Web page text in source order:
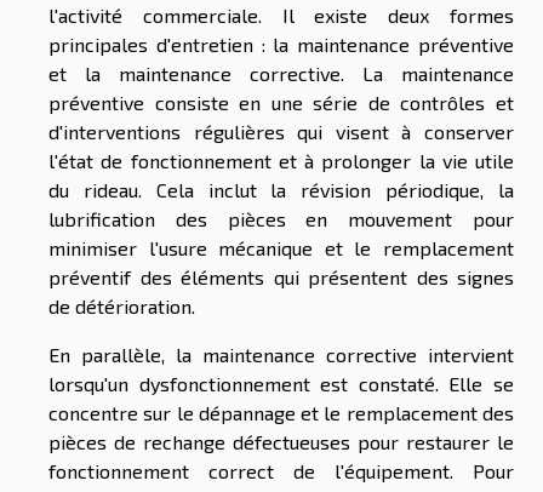
l'activité commerciale. Il existe deux formes
principales d'entretien : la maintenance préventive
et la maintenance corrective. La maintenance
préventive consiste en une série de contrôles et
d'interventions régulières qui visent à conserver
l'état de fonctionnement et à prolonger la vie utile
du rideau. Cela inclut la révision périodique, la
lubrification des pièces en mouvement pour
minimiser l'usure mécanique et le remplacement
préventif des éléments qui présentent des signes
de détérioration.
En parallèle, la maintenance corrective intervient
lorsqu'un dysfonctionnement est constaté. Elle se
concentre sur le dépannage et le remplacement des
pièces de rechange défectueuses pour restaurer le
fonctionnement correct de l'équipement. Pour